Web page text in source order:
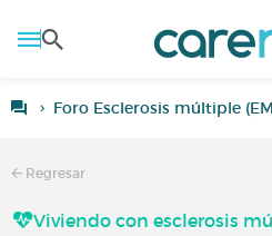
Foro Esclerosis múltiple
Regresar
Viviendo con esclerosis